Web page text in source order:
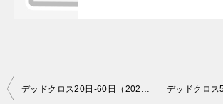
投
デッドクロス20日-60日（2024-08-21）